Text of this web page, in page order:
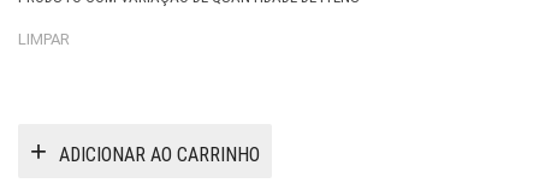
LIMPAR
ADICIONAR AO CARRINHO